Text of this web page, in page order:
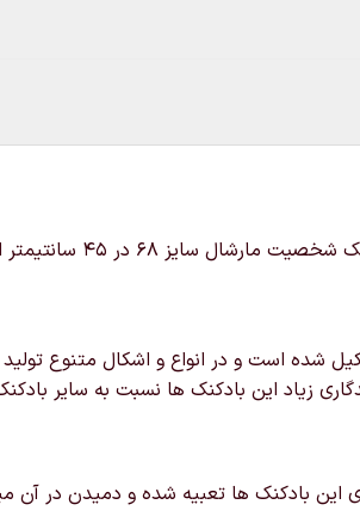
خرید و قیمت بادکنک
شده است و در انواع و اشکال متنوع
زیاد این بادکنک ها نسبت به سایر
بادکنک ها تعبیه شده و دمیدن در آن